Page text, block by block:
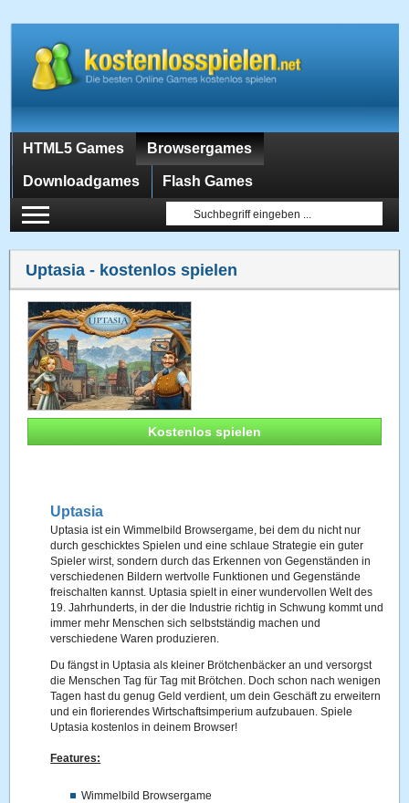
HTML5 Games Browsergames
Downloadgames Flash Games
Uptasia - kostenlos spielen
Kostenlos spielen
Uptasia
Uptasia ist ein Wimmelbild Browsergame, bei dem du nicht nur
durch geschicktes Spielen und eine schlaue Strategie ein guter
Spieler wirst, sondern durch das Erkennen von Gegenständen in
verschiedenen Bildern wertvolle Funktionen und Gegenstände
freischalten kannst. Uptasia spielt in einer wundervollen Welt des
19. Jahrhunderts, in der die Industrie richtig in Schwung kommt und
immer mehr Menschen sich selbstständig machen und
verschiedene Waren produzieren.
Du fängst in Uptasia als kleiner Brötchenbäcker an und versorgst
die Menschen Tag für Tag mit Brötchen. Doch schon nach wenigen
Tagen hast du genug Geld verdient, um dein Geschäft zu erweitern
und ein florierendes Wirtschaftsimperium aufzubauen. Spiele
Uptasia kostenlos in deinem Browser!
Features:
Wimmelbild Browsergame